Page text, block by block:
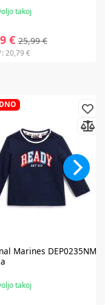
takoj
€ 25,99 €
20,79 €
Marines DEP0235NM
takoj